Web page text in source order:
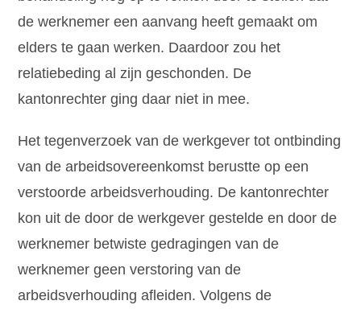
de werknemer een aanvang heeft gemaakt om
elders te gaan werken. Daardoor zou het
relatiebeding al zijn geschonden. De
kantonrechter ging daar niet in mee.
Het tegenverzoek van de werkgever tot ontbinding
van de arbeidsovereenkomst berustte op een
verstoorde arbeidsverhouding. De kantonrechter
kon uit de door de werkgever gestelde en door de
werknemer betwiste gedragingen van de
werknemer geen verstoring van de
arbeidsverhouding afleiden. Volgens de